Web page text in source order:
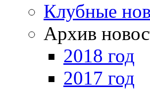
Клубные
Архив
2018 год
2017 год